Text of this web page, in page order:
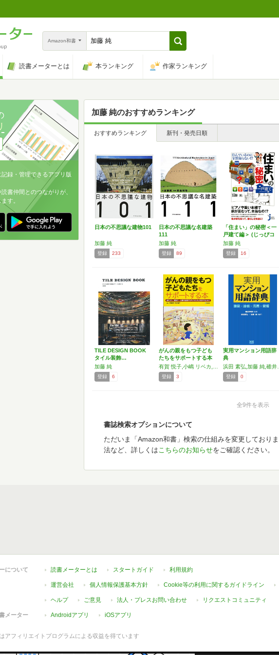
Amazon和書
読書メーターとは 本ランキング 作家ランキング
加藤 純のおすすめランキング
おすすめランキング 新刊・発売日順
日本の不思議な建物101
加藤 純
登録 233
日本の不思議な名建築
111
加藤 純
登録 89
「住まい」の秘密＜一
戸建て編＞ (じっぴコ
ン…
加藤 純
登録 16
TILE DESIGN BOOK
タイル装飾…
加藤 純
登録 6
がんの親をもつ子ども
たちをサポートする本
(…
登録 3
実用マンション用語辞
典
登録 0
全9件を表示
書誌検索オプションについて
ただいま「Amazon和書」検索の仕組みを変更しており
法など、詳しくはこちらのお知らせをご確認ください。
録・管理できるアプリ版
書仲間とのつながりが、
す。
について 読書メーターとは スタートガイド 利用規約
運営会社 個人情報保護基本方針 Cookie等の利用に関するガイドライン
ヘルプ ご意見 法人・プレスお問い合わせ リクエストコミュニティ
メーター Androidアプリ iOSアプリ
アフィリエイトプログラムによる収益を得ています